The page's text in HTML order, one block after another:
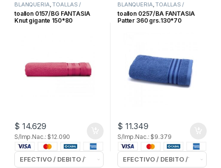
BLANQUERIA,TOALLAS /
TOALLONES
toallon 0157/BG FANTASIA
Knut gigante 150*80
$ 14.629
S/Imp.Nac.: $12.090
BLANQUERIA,TOALLAS /
TOALLONES
toallon 0257/BA FANTASIA
Patter 360 grs.130*70
$ 11.349
S/Imp.Nac.: $9.379